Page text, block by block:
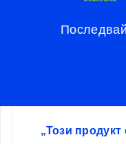
„Този